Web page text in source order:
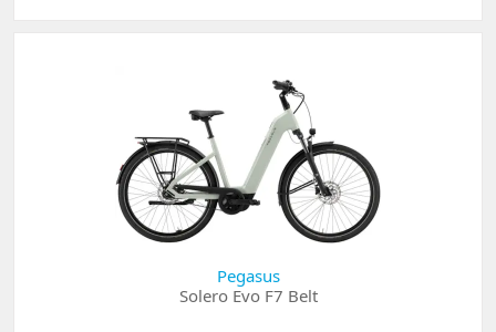
Pegasus
Solero Evo F7 Belt